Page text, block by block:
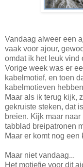
Vandaag alweer een
vaak voor ajour,
omdat ik het leuk vind
Vorige week was er
kabelmotief, en toen
kabelmotieven
Maar als ik terug kijk,
gekruiste steken, dat
breien. Kijk maar
tabblad breipatronen
Maar er komt nog een
Maar niet vandaag...
Het motiefje voor dit